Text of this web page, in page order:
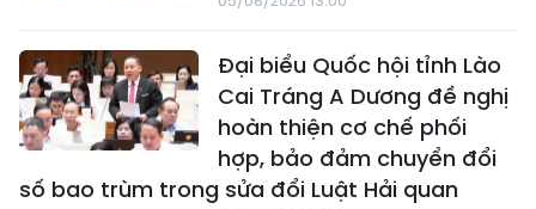
Đại biểu Quốc hội tỉnh Lào
Cai Tráng A Dương đề nghị
hoàn thiện cơ chế phối
hợp, bảo đảm chuyển đổi
số bao trùm trong sửa đổi Luật Hải quan